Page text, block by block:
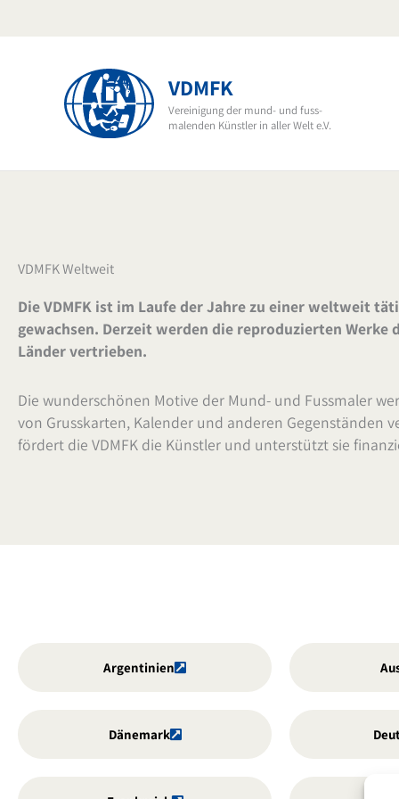
VDMFK
Vereinigung der mund- und fuss-
malenden Künstler in aller Welt e.V.
VDMFK Weltweit
Die VDMFK ist im Laufe der Jahre zu einer weltweit
gewachsen. Derzeit werden die reproduzierten Werke
Länder vertrieben.
Die wunderschönen Motive der Mund- und Fussmaler
von Grusskarten, Kalender und anderen Gegenständen
fördert die VDMFK die Künstler und unterstützt sie
Argentinien
Dänemark